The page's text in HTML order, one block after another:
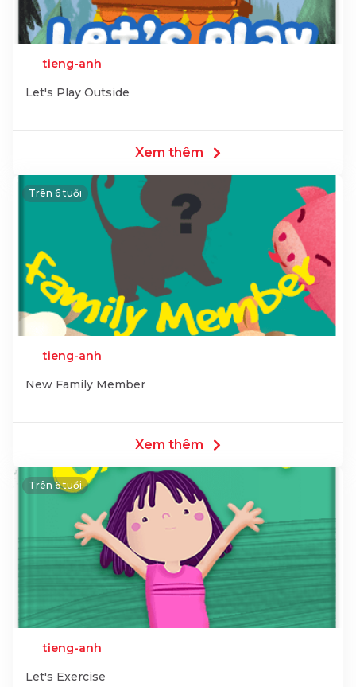
tieng-anh
Let's Play Outside
Xem thêm
Trên 6 tuổi
tieng-anh
New Family Member
Xem thêm
Trên 6 tuổi
tieng-anh
Let's Exercise